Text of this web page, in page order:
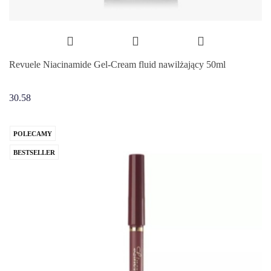
Revuele Niacinamide Gel-Cream fluid nawilżający 50ml
30.58
POLECAMY
BESTSELLER